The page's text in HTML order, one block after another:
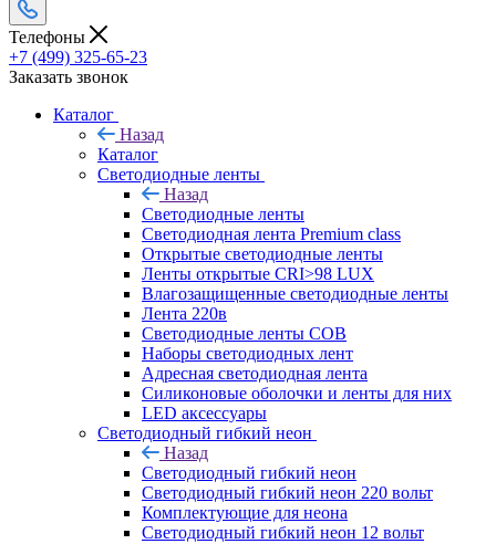
Телефоны
+7 (499) 325-65-23
Заказать звонок
Каталог
Назад
Каталог
Светодиодные ленты
Назад
Светодиодные ленты
Светодиодная лента Premium class
Открытые светодиодные ленты
Ленты открытые CRI>98 LUX
Влагозащищенные светодиодные ленты
Лента 220в
Светодиодные ленты COB
Наборы светодиодных лент
Адресная светодиодная лента
Силиконовые оболочки и ленты для них
LED аксессуары
Светодиодный гибкий неон
Назад
Светодиодный гибкий неон
Светодиодный гибкий неон 220 вольт
Комплектующие для неона
Светодиодный гибкий неон 12 вольт